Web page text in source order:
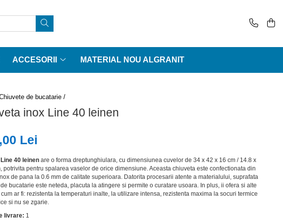
ACCESORII MATERIAL NOU ALGRANIT
de bucatarie /
inox Line 40 leinen
Lei
Line 40 leinen are o forma dreptunghiulara, cu dimensiunea cuvelor de 34 x 42 x 16 cm / 14.8 x
potrivita pentru spalarea vaselor de orice dimensiune. Aceasta chiuveta este confectionata din
de pana la 0.6 mm de calitate superioara. Datorita procesarii atente a materialului, suprafata
bucatarie este neteda, placuta la atingere si permite o curatare usoara. In plus, ii ofera si alte
ar fi: rezistenta la temperaturi inalte, la utilizare intensa, rezistenta maxima la socuri termice
si nu se zgarie.
livrare: 1